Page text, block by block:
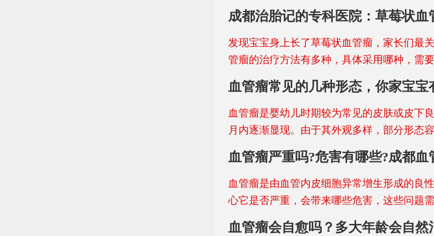
成都治胎记的专科医院：草莓状血
发现宝宝身上长了草莓状血管瘤，家长们最
管瘤的治疗方法有多种，具体采用哪种，需
血管瘤常见的几种形态，你家宝宝
血管瘤是婴幼儿时期较为常见的皮肤或皮下
月内逐渐显现。由于其外观多样，部分形态
血管瘤严重吗?危害有哪些?成都血
血管瘤是由血管内皮细胞异常增生形成的良
心它是否严重，会带来哪些危害，这些问题
血管瘤会自愈吗？多大年龄会自然